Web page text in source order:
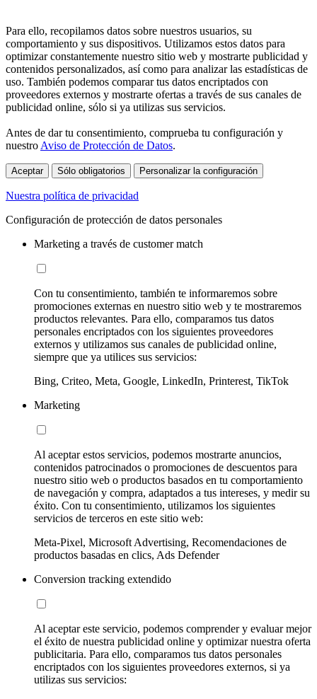
Para ello, recopilamos datos sobre nuestros usuarios, su
comportamiento y sus dispositivos. Utilizamos estos datos para
optimizar constantemente nuestro sitio web y mostrarte publicidad y
contenidos personalizados, así como para analizar las estadísticas de
uso. También podemos comparar tus datos encriptados con
proveedores externos y mostrarte ofertas a través de sus canales de
publicidad online, sólo si ya utilizas sus servicios.
Antes de dar tu consentimiento, comprueba tu configuración y
nuestroAviso de Protección de Datos.
Aceptar Sólo obligatorios Personalizar la configuración
Nuestra política de privacidad
Configuración de protección de datos personales
Marketing a través de customer match
Con tu consentimiento, también te informaremos sobre
promociones externas en nuestro sitio web y te mostraremos
productos relevantes. Para ello, comparamos tus datos
personales encriptados con los siguientes proveedores
externos y utilizamos sus canales de publicidad online,
siempre que ya utilices sus servicios:
Bing, Criteo, Meta, Google, LinkedIn, Printerest, TikTok
Marketing
Al aceptar estos servicios, podemos mostrarte anuncios,
contenidos patrocinados o promociones de descuentos para
nuestro sitio web o productos basados en tu comportamiento
de navegación y compra, adaptados a tus intereses, y medir su
éxito. Con tu consentimiento, utilizamos los siguientes
servicios de terceros en este sitio web:
Meta-Pixel, Microsoft Advertising, Recomendaciones de
productos basadas en clics, Ads Defender
Conversion tracking extendido
Al aceptar este servicio, podemos comprender y evaluar mejor
el éxito de nuestra publicidad online y optimizar nuestra oferta
publicitaria. Para ello, comparamos tus datos personales
encriptados con los siguientes proveedores externos, si ya
utilizas sus servicios: